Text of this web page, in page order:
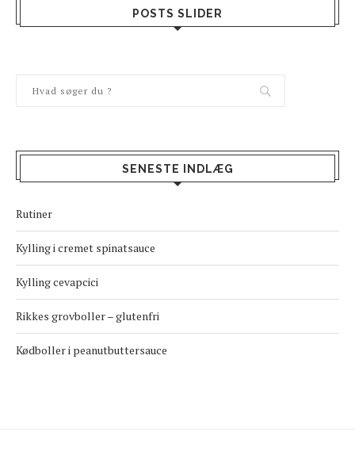
POSTS SLIDER
SENESTE INDLÆG
Rutiner
Kylling i cremet spinatsauce
Kylling cevapcici
Rikkes grovboller – glutenfri
Kødboller i peanutbuttersauce